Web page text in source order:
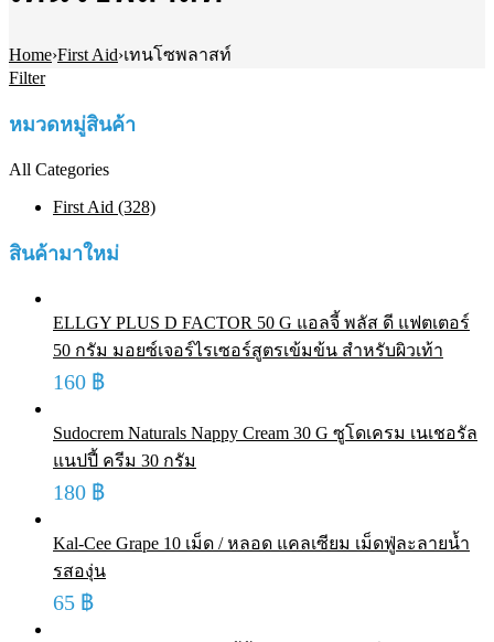
Home›First Aid›เทนโซพลาสท์
Filter
หมวดหมู่สินค้า
All Categories
First Aid (328)
สินค้ามาใหม่
ELLGY PLUS D FACTOR 50 G แอลจี้ พลัส ดี แฟตเตอร์
50 กรัม มอยซ์เจอร์ไรเซอร์สูตรเข้มข้น สำหรับผิวเท้า
160 ฿
Sudocrem Naturals Nappy Cream 30 G ซูโดเครม เนเชอรัล
แนปปี้ ครีม 30 กรัม
180 ฿
Kal-Cee Grape 10 เม็ด / หลอด แคลเซียม เม็ดฟู่ละลายน้ำ
รสองุ่น
65 ฿